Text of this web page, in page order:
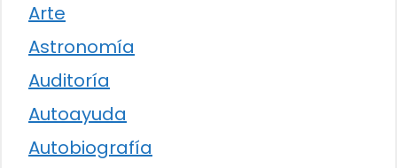
Arte
Astronomía
Auditoría
Autoayuda
Autobiografía